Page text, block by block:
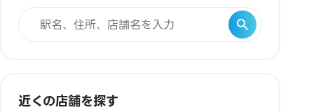
近くの店舗を探す